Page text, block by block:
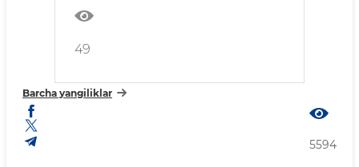
49
Barcha yangiliklar
5594